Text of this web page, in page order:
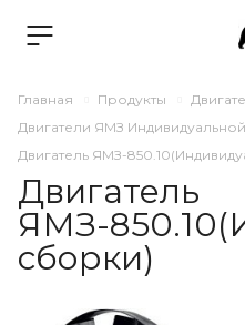
Главная Продукты
Двигатели ЯМЗ
Двигатель ЯМЗ-
Двигатель
ЯМЗ-
сборки)